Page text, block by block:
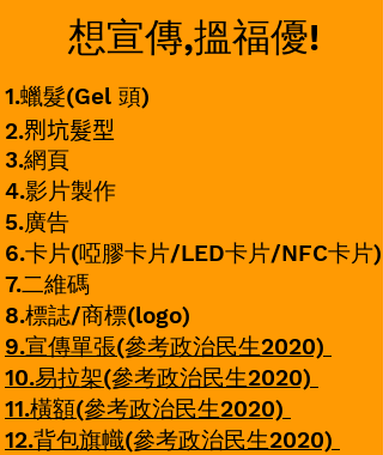
想宣傳,搵福優!
1.蠟髮(Gel 頭)
2.𠝹坑髮型
3.網頁
4.影片製作
5.廣告
6.卡片(啞膠卡片/LED卡片/NFC卡片)
7.二維碼
8.標誌/商標(logo)
9.宣傳單張(參考政治民生2020)
10.易拉架(參考政治民生2020)
11.橫額(參考政治民生2020)
12.背包旗幟(參考政治民生2020)